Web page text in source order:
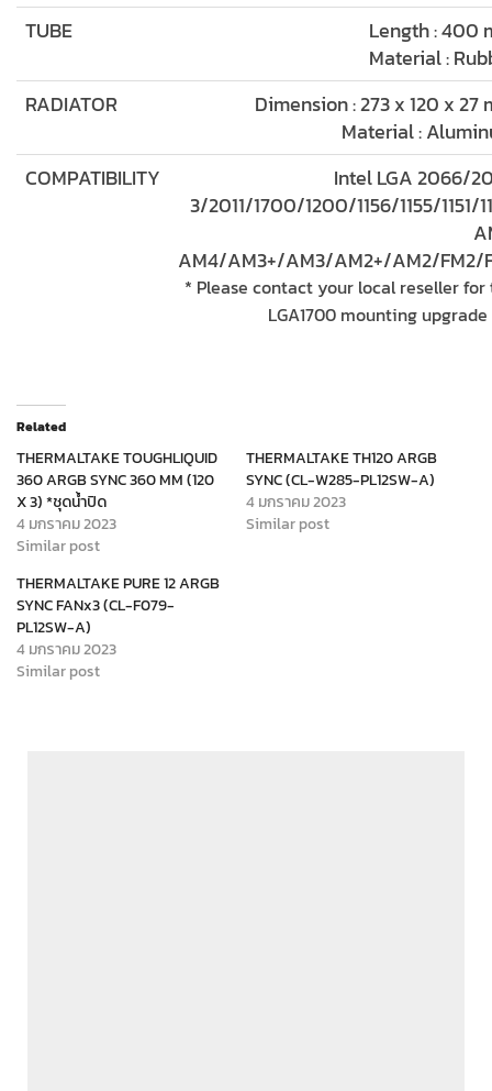
TUBE
Length : 400
Material :
RADIATOR
Dimension : 273 x 120 x 27
Material :
COMPATIBILITY
Intel LGA 2066/
3/2011/1700/1200/1156/1155/1151/
AM4/AM3+/AM3/AM2+/AM2/FM2/
* Please contact your local reseller for
LGA1700 mounting
Related
THERMALTAKE TOUGHLIQUID
360 ARGB SYNC 360 MM (120
X 3) *ชุดน้ำปิด
4 มกราคม 2023
Similar post
THERMALTAKE TH120 ARGB
SYNC (CL-W285-PL12SW-A)
4 มกราคม 2023
Similar post
THERMALTAKE PURE 12 ARGB
SYNC FANx3 (CL-F079-
PL12SW-A)
4 มกราคม 2023
Similar post